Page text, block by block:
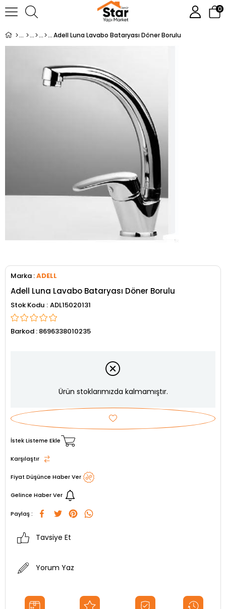
0
Adell Luna Lavabo Bataryası Döner Borulu
Marka :ADELL
Adell Luna Lavabo Bataryası Döner Borulu
Stok Kodu ADL15020131
Barkod : 8696338010235
Ürün stoklarımızda kalmamıştır.
İstek Listeme Ekle
Karşılaştır
Fiyat Düşünce Haber Ver
Gelince Haber Ver
Paylaş :
Tavsiye Et
Yorum Yaz